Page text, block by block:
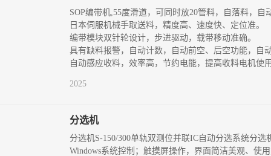
SOP编带机,55度滑道，可同时放20管料，自落料，自
日本伺服机械手取送料，精度高、速度快、定位准。
编带模块双针轮设计，步进驱动，载带移动准确。
具有缺料报警，自动计数，自动前空、后空功能，自
自动感应收料，效率高，节约电能，提高收料电机使
2025
分选机
分选机S-150/300单轨双测位并联IC自动分选系统分
Windows系统控制；触摸屏操作，界面简洁美观、使